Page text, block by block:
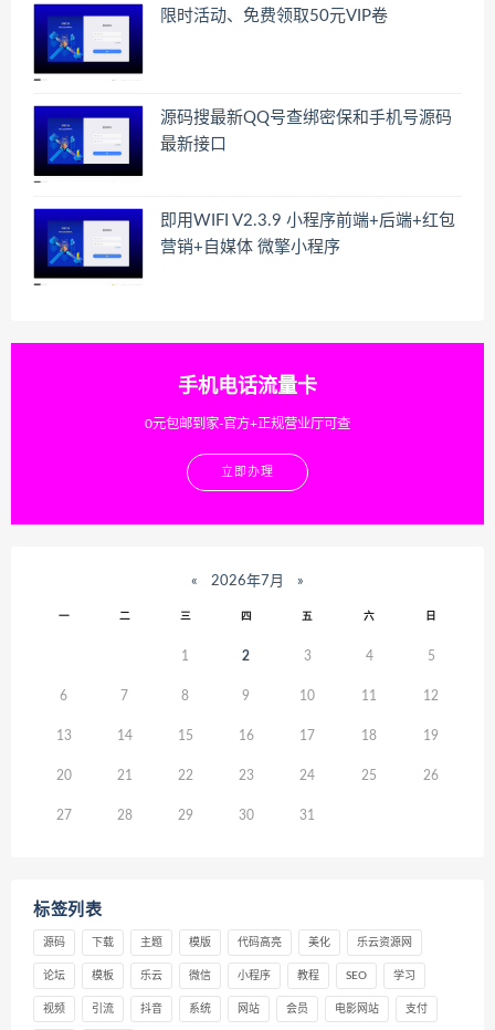
限时活动、免费领取50元VIP卷
源码搜最新QQ号查绑密保和手机号源码
最新接口
即用WIFI V2.3.9 小程序前端+后端+红包
营销+自媒体 微擎小程序
手机电话流量卡
0元包邮到家-官方+正规营业厅可查
立即办理
« 2026年7月 »
一 二 三 四 五 六 日
1 2 3 4 5
6 7 8 9 10 11 12
13 14 15 16 17 18 19
20 21 22 23 24 25 26
27 28 29 30 31
标签列表
源码 下载 主题 模版 代码高亮 美化 乐云资源网
论坛 模板 乐云 微信 小程序 教程 SEO 学习
视频 引流 抖音 系统 网站 会员 电影网站 支付